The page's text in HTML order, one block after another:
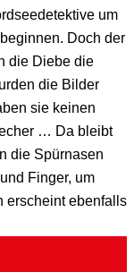
um
Doch der
die Diebe die
die Bilder
sie keinen
… Da bleibt
die Spürnasen
Finger, um
erscheint ebenfalls